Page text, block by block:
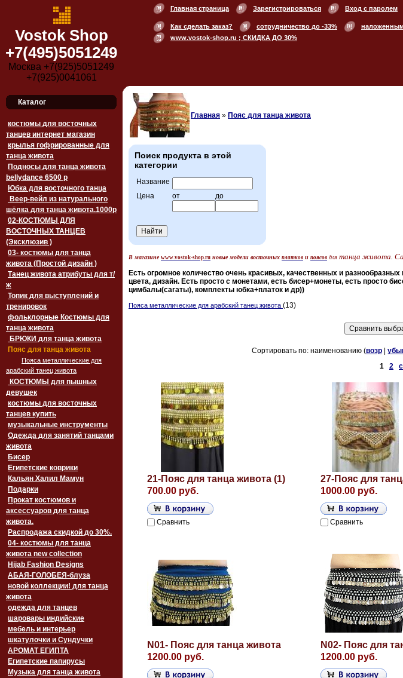
Vostok Shop
+7(495)5051249
Москва +7(925)5051249
+7(925)0041061
Главная страница Зарегистрироваться Вход с паролем
Как сделать заказ? сотрудничество до -33%
www.vostok-shop.ru ; СКИДКА ДО 30%
Каталог
костюмы для восточных
танцев интернет магазин
крылья гофрированные для
танца живота
Подносы для танца живота
bellydance 6500 p
Юбка для восточного танца
Веер-вейл из натурального
шёлка для танца живота.1000p
02-КОСТЮМЫ ДЛЯ
ВОСТОЧНЫХ ТАНЦЕВ
(Эксклюзив )
03- костюмы для танца
живота (Простой дизайн )
Танец живота атрибуты для т/
ж
Топик для выступлений и
тренировок
фольклорные Костюмы для
танца живота
БРЮКИ для танца живота
Пояс для танца живота
Пояса металлические для
арабский танец живота
девушек
костюмы для восточных
танцев купить
музыкальные инструменты
Одежда для занятий танцами
живота
Бисер
Египетские коврики
Кальян Халил Мамун
Подарки
Прокат костюмов и
аксессуаров для танца
живота.
Распродажа скидкой до 30%.
04- костюмы для танца
живота new collection
Hijab Fashion Designs
АБАЯ-ГОЛОБЕЯ-блуза
новой коллекции! для танца
живота
одежда для танцев
шаровары индийские
мебель и интерьер
шкатулочки и Сундучки
АРОМАТ ЕГИПТА
Египетские папирусы
Музыка для танца живота
Главная » Пояс для танца живота
Поиск продукта в этой
категории
Название
Цена
от до
В магазине www.vostok-shop.ru новые модели восточных платков и поясов для танца живота.
Есть огромное количество очень красивых, качественных и
цвета, дизайн. Есть просто с монетами, есть бисер+монеты, есть просто
цимбалы(сагаты), комплекты юбка+платок и др))
Пояса металлические для арабский танец живота (13)
Сортировать по: наименованию (возр|
1
2
21-Пояс для танца живота (1)
700.00 руб.
Сравнить
27-Пояс для
1000.00 руб.
Сравнить
N01- Пояс для танца живота
1200.00 руб.
N02- Пояс для
1200.00 руб.